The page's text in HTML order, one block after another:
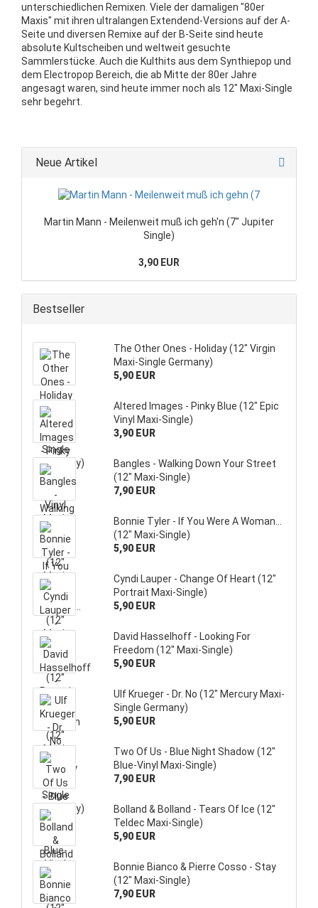
unterschiedlichen Remixen. Viele der damaligen "80er
Maxis" mit ihren ultralangen Extendend-Versions auf der A-
Seite und diversen Remixe auf der B-Seite sind heute
absolute Kultscheiben und weltweit gesuchte
Sammlerstücke. Auch die Kulthits aus dem Synthiepop und
dem Electropop Bereich, die ab Mitte der 80er Jahre
angesagt waren, sind heute immer noch als 12" Maxi-Single
sehr begehrt.
Neue Artikel
Martin Mann - Meilenweit muß ich geh'n (7" Jupiter
Single)
3,90 EUR
Bestseller
The Other Ones - Holiday (12" Virgin
Maxi-Single Germany)
5,90 EUR
Altered Images - Pinky Blue (12" Epic
Vinyl Maxi-Single)
3,90 EUR
Bangles - Walking Down Your Street
(12" Maxi-Single)
7,90 EUR
Bonnie Tyler - If You Were A Woman...
(12" Maxi-Single)
5,90 EUR
Cyndi Lauper - Change Of Heart (12"
Portrait Maxi-Single)
5,90 EUR
David Hasselhoff - Looking For
Freedom (12" Maxi-Single)
5,90 EUR
Ulf Krueger - Dr. No (12" Mercury Maxi-
Single Germany)
5,90 EUR
Two Of Us - Blue Night Shadow (12"
Blue-Vinyl Maxi-Single)
7,90 EUR
Bolland & Bolland - Tears Of Ice (12"
Teldec Maxi-Single)
5,90 EUR
Bonnie Bianco & Pierre Cosso - Stay
(12" Maxi-Single)
7,90 EUR